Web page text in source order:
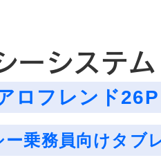
ーシステム
ロフレンド26P
ー乗務員向けタブ